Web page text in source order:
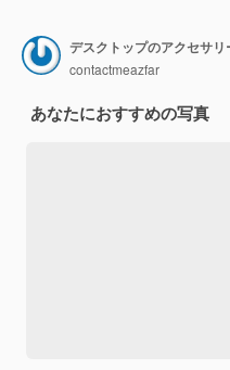
contactmeazfar
あなたにおすすめの写真